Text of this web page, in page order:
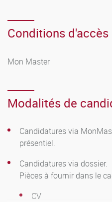
Conditions d'accès
Mon Master
Modalités de
Candidatures via
présentiel.
Candidatures via dossier.
Pièces à fournir dans le
CV